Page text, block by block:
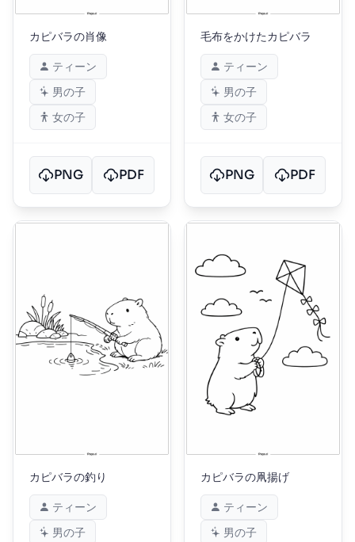
カピバラの肖像
ティーン
男の子
女の子
PNG PDF
毛布をかけたカピバラ
ティーン
男の子
女の子
PNG PDF
カピバラの釣り
ティーン
男の子
カピバラの凧揚げ
ティーン
男の子